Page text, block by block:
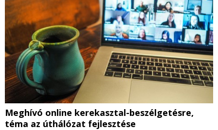
Meghívó online kerekasztal-beszélgetésre,
téma az úthálózat fejlesztése